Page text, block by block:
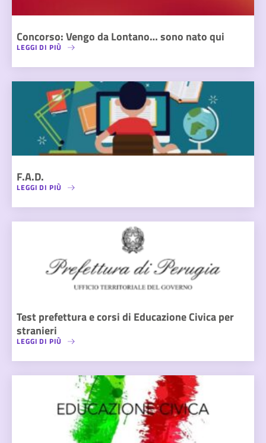
Concorso: Vengo da Lontano… sono nato qui
LEGGI DI PIÙ
F.A.D.
LEGGI DI PIÙ
Test prefettura e corsi di Educazione Civica per
stranieri
LEGGI DI PIÙ